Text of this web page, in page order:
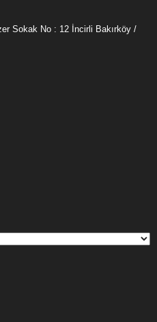
Sokak No : 12 İncirli Bakırköy /